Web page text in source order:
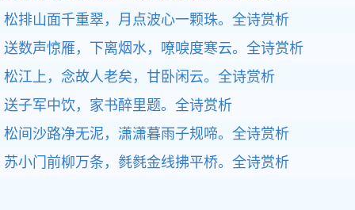
松排山面千重翠，月点波心一颗珠。 全诗赏析
送数声惊雁，下离烟水，嘹唳度寒云。 全诗赏析
松江上，念故人老矣，甘卧闲云。 全诗赏析
送子军中饮，家书醉里题。 全诗赏析
松间沙路净无泥，潇潇暮雨子规啼。 全诗赏析
苏小门前柳万条，毵毵金线拂平桥。 全诗赏析